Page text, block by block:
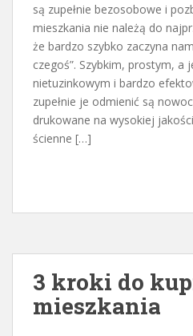
są zupełnie bezosobowe i
mieszkania nie należą do
że bardzo szybko zaczyna
czegoś”. Szybkim, prostym, a
nietuzinkowym i bardzo
zupełnie je odmienić są
drukowane na wysokiej
ścienne […]
3 kroki do
mieszkania